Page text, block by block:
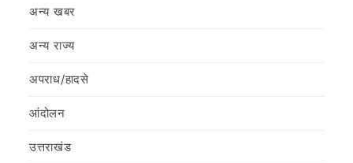
अन्य खबर
अन्य राज्य
अपराध/हादसे
आंदोलन
उत्तराखंड